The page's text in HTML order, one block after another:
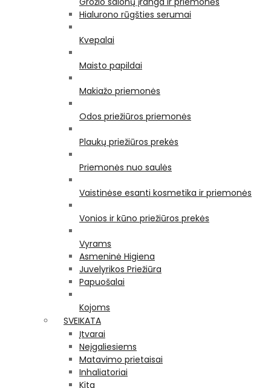
Hialurono rūgšties serumai
Kvepalai
Maisto papildai
Makiažo priemonės
Odos priežiūros priemonės
Plaukų priežiūros prekės
Priemonės nuo saulės
Vaistinėse esanti kosmetika ir priemonės
Vonios ir kūno priežiūros prekės
Vyrams
Asmeninė Higiena
Juvelyrikos Priežiūra
Papuošalai
Kojoms
SVEIKATA
Įtvarai
Neįgaliesiems
Matavimo prietaisai
Inhaliatoriai
Kita